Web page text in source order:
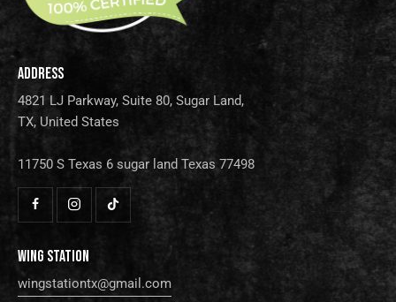
ADDRESS
4821 LJ Parkway, Suite 80, Sugar Land,
TX, United States
11750 S Texas 6 sugar land Texas 77498
WING STATION
wingstationtx@gmail.com